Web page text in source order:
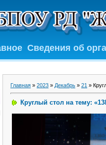
Сведения об
Главная » 2023 » Декабрь » 21 »
Круглый стол на тему: